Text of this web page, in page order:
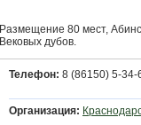
Размещение 80 мест,
Вековых дубов.
Телефон: 8 (86150) 5-34-
Организация: